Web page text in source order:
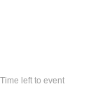
Time left to event